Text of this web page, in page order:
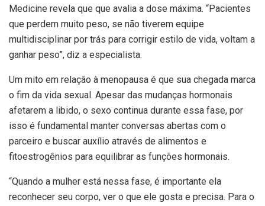
Medicine revela que que avalia a dose máxima. “Pacientes
que perdem muito peso, se não tiverem equipe
multidisciplinar por trás para corrigir estilo de vida, voltam a
ganhar peso”, diz a especialista.
Um mito em relação à menopausa é que sua chegada marca
o fim da vida sexual. Apesar das mudanças hormonais
afetarem a libido, o sexo continua durante essa fase, por
isso é fundamental manter conversas abertas com o
parceiro e buscar auxílio através de alimentos e
fitoestrogênios para equilibrar as funções hormonais.
“Quando a mulher está nessa fase, é importante ela
reconhecer seu corpo, ver o que ele gosta e precisa. Para o